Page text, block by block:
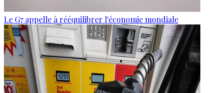
Le G7 appelle à rééquilibrer l'économie mondiale